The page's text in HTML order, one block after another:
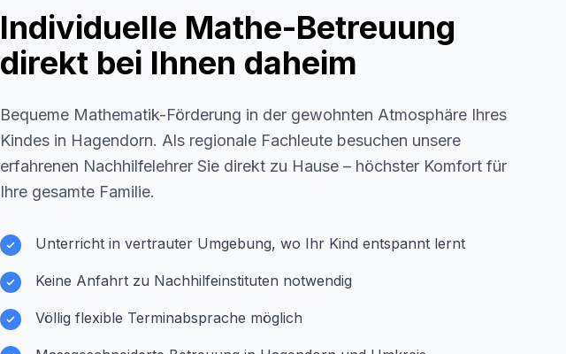
Individuelle Mathe-Betreuung
direkt bei Ihnen daheim
Bequeme Mathematik-Förderung in der gewohnten Atmosphäre Ihres
Kindes in Hagendorn. Als regionale Fachleute besuchen unsere
erfahrenen Nachhilfelehrer Sie direkt zu Hause – höchster Komfort für
Ihre gesamte Familie.
Unterricht in vertrauter Umgebung, wo Ihr Kind entspannt lernt
Keine Anfahrt zu Nachhilfeinstituten notwendig
Völlig flexible Terminabsprache möglich